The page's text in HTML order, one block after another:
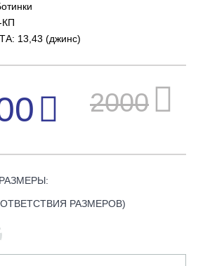
КП
13,43 (джинс)
2000
РАЗМЕРОВ)